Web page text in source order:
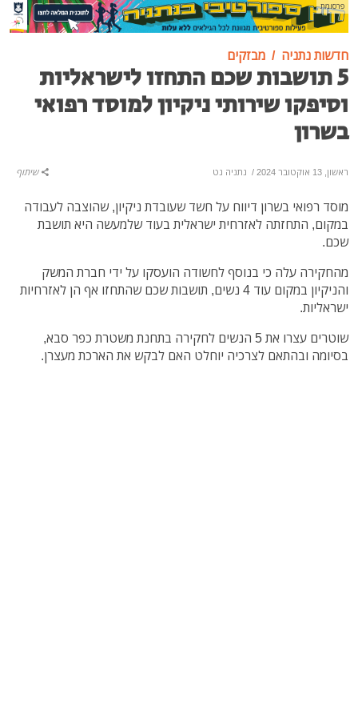
פרסומת
חדשות נתניה מבזקים
5 תושבות שכם התחזו לישראליות
וסיפקו שירותי ניקיון למוסד רפואי
בשרון
ראשון, 13 אוקטובר 2024 / נתניה נט שיתוף
מוסד רפואי בשרון דיווח על חשד שעובדת ניקיון, שהוצבה לעבודה
במקום, התחזתה לאזרחית ישראלית בעוד שלמעשה היא תושבת
שכם.
מהחקירה עלה כי בנוסף לחשודה הועסקו על ידי חברת המשק
והניקיון במקום עוד 4 נשים, תושבות שכם שהתחזו אף הן לאזרחיות
ישראליות.
שוטרים עצרו את 5 הנשים לחקירה בתחנת משטרת כפר סבא,
בסיומה ובהתאם לצרכיה יוחלט האם לבקש את הארכת מעצרן.